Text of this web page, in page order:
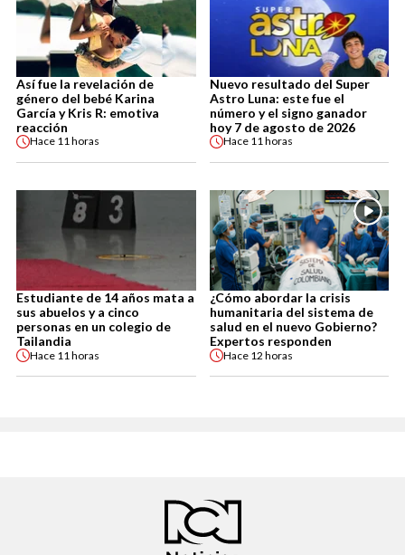
Así fue la revelación de
género del bebé Karina
García y Kris R: emotiva
reacción
Hace 11 horas
Nuevo resultado del Super
Astro Luna: este fue el
número y el signo ganador
hoy 7 de agosto de 2026
Hace 11 horas
Estudiante de 14 años mata a
sus abuelos y a cinco
personas en un colegio de
Tailandia
Hace 11 horas
¿Cómo abordar la crisis
humanitaria del sistema de
salud en el nuevo Gobierno?
Expertos responden
Hace 12 horas